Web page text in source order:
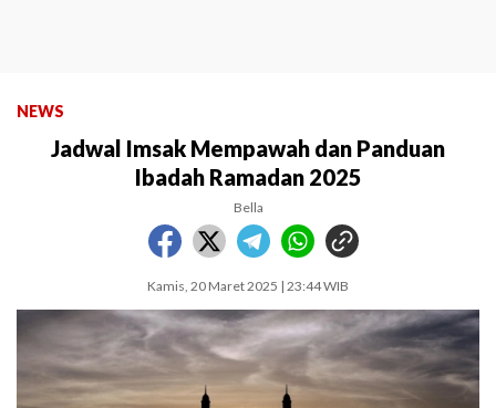
NEWS
Jadwal Imsak Mempawah dan Panduan
Ibadah Ramadan 2025
Bella
Kamis, 20 Maret 2025 | 23:44 WIB